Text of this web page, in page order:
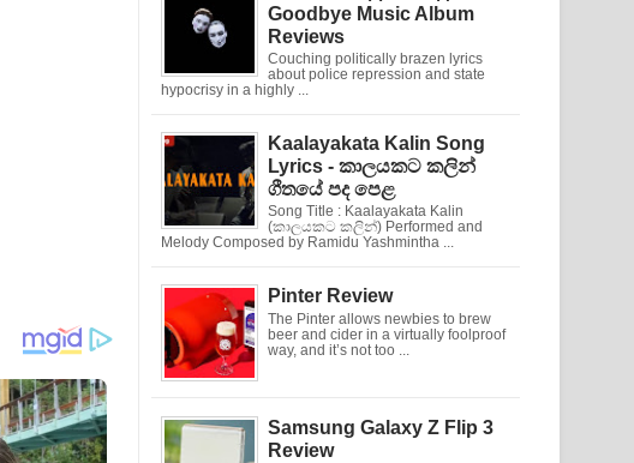
Goodbye Music Album
Reviews
Couching politically brazen lyrics
about police repression and state
hypocrisy in a highly ...
Kaalayakata Kalin Song
Lyrics - කාලයකට කලින්
ගීතයේ පද පෙළ
Song Title : Kaalayakata Kalin
(කාලයකට කලින්) Performed and
Melody Composed by Ramidu Yashmintha ...
Pinter Review
The Pinter allows newbies to brew
beer and cider in a virtually foolproof
way, and it’s not too ...
Samsung Galaxy Z Flip 3
Review